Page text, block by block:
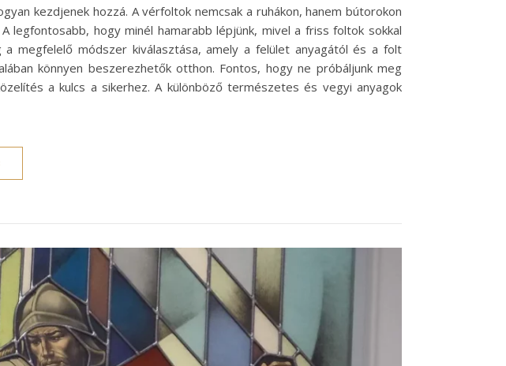
kezdjenek hozzá. A vérfoltok nemcsak a ruhákon, hanem bútorokon
legfontosabb, hogy minél hamarabb lépjünk, mivel a friss foltok sokkal
megfelelő módszer kiválasztása, amely a felület anyagától és a folt
könnyen beszerezhetők otthon. Fontos, hogy ne próbáljunk meg
a kulcs a sikerhez. A különböző természetes és vegyi anyagok